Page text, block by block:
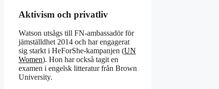
Aktivism och privatliv
Watson utsågs till FN-ambassadör för
jämställdhet 2014 och har engagerat
sig starkt i HeForShe-kampanjen (UN
Women). Hon har också tagit en
examen i engelsk litteratur från Brown
University.